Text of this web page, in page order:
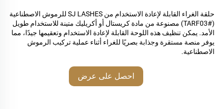
حلقة الغراء القابلة لإعادة الاستخدام من SJ LASHES للرموش الاصطناعية
(#TARF03) مصنوعة من مادة كريستال أو أكريليك متينة للاستخدام طويل
الأمد. يمكن تنظيف هذه اللوحة القابلة لإعادة الاستخدام وتعقيمها جيدًا، مما
يوفر منصة مستقرة وجذابة بصريًا للغراء أثناء عملية تركيب الرموش
الاصطناعية.
احصل على عرض